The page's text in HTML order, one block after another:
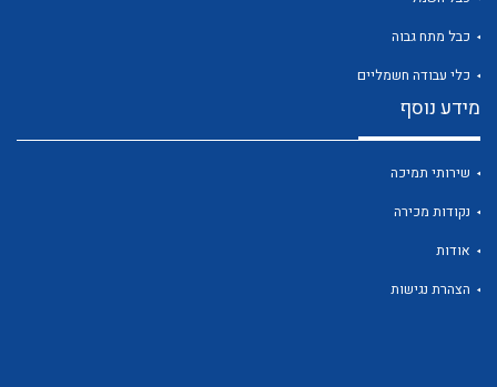
כבל מתח גבוה
כלי עבודה חשמליים
מידע נוסף
שירותי תמיכה
נקודות מכירה
אודות
הצהרת נגישות